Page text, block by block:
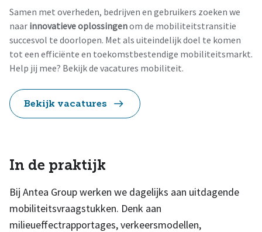
Samen met overheden, bedrijven en gebruikers zoeken we
naar innovatieve oplossingenom de mobiliteitstransitie
succesvol te doorlopen. Met als uiteindelijk doel te komen
tot een efficiënte en toekomstbestendige mobiliteitsmarkt.
Help jij mee? Bekijk de vacatures mobiliteit.
Bekijk vacatures
In de praktijk
Bij Antea Group werken we dagelijks aan uitdagende
mobiliteitsvraagstukken. Denk aan
milieueffectrapportages, verkeersmodellen,